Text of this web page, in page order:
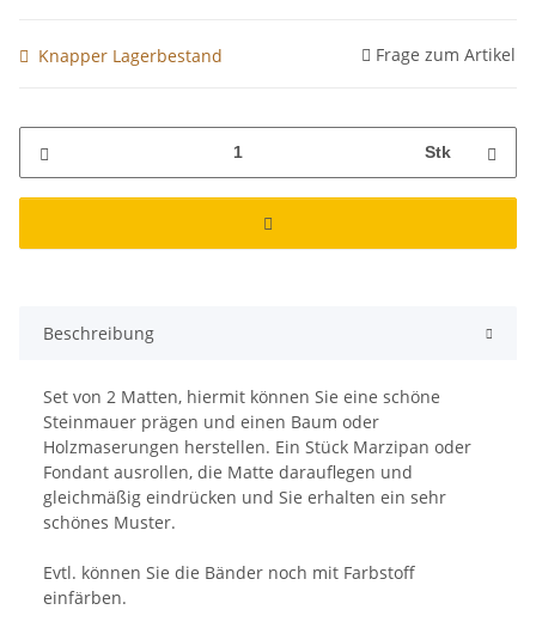
Knapper Lagerbestand Frage zum Artikel
Stk
Beschreibung
Set von 2 Matten, hiermit können Sie eine schöne
Steinmauer prägen und einen Baum oder
Holzmaserungen herstellen. Ein Stück Marzipan oder
Fondant ausrollen, die Matte darauflegen und
gleichmäßig eindrücken und Sie erhalten ein sehr
schönes Muster.
Evtl. können Sie die Bänder noch mit Farbstoff
einfärben.